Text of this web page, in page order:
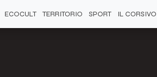
ECOCULT TERRITORIO SPORT IL CORSIVO